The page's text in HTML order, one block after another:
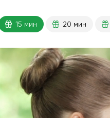
15 мин 20 мин